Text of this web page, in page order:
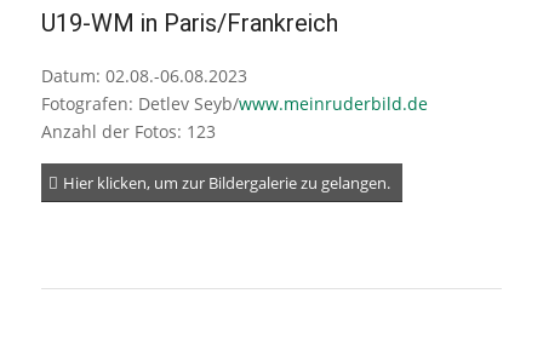
U19-WM in Paris/Frankreich
Datum: 02.08.-06.08.2023
Fotografen: Detlev Seyb/www.meinruderbild.de
Anzahl der Fotos: 123
Hier klicken, um zur Bildergalerie zu gelangen.